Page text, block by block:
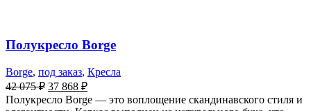
Полукресло Borge
Borge, под заказ, Кресла
42 075₽ 37 868 ₽
Полукресло Borge — это воплощение скандинавского стиля и